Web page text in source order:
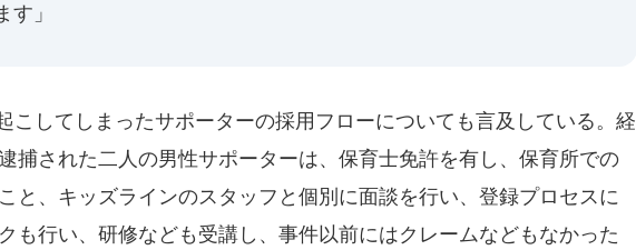
す」
こしてしまったサポーターの採用フローについても言及している。経
捕された二人の男性サポーターは、保育士免許を有し、保育所での
と、キッズラインのスタッフと個別に面談を行い、登録プロセスに
も行い、研修なども受講し、事件以前にはクレームなどもなかった